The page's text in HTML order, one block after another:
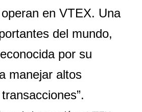
en VTEX. Una
del mundo,
por su
manejar altos